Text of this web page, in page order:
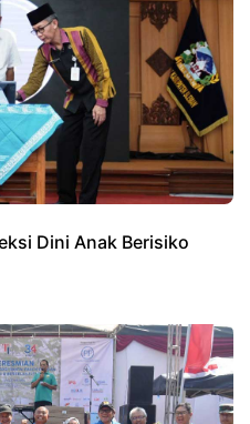
Dini Anak Berisiko